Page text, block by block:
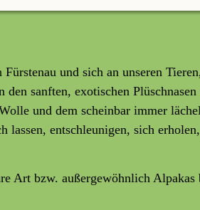
und sich an unseren
sanften, exotischen
und dem scheinbar immer
entschleunigen, sich
Art bzw. außergewöhnlich